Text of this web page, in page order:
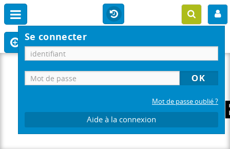
Se connecter
Mot de passe oublié ?
Aide à la connexion